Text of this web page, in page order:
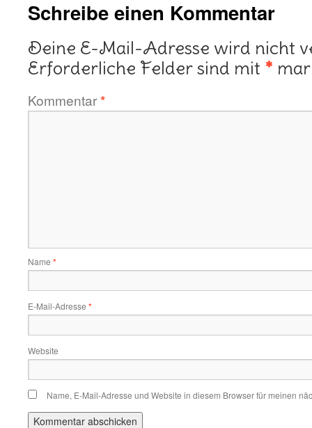
Schreibe einen Kommentar
Deine E-Mail-Adresse wird nicht
Erforderliche Felder sind mit *
Kommentar*
Name *
E-Mail-Adresse *
Website
Name, E-Mail-Adresse und Website in diesem Browser für meinen